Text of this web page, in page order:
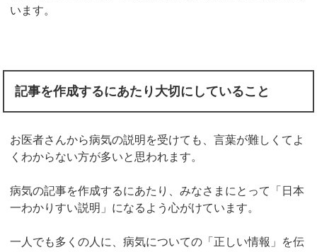
います。
記事を作成するにあたり大切にしていること
お医者さんから病気の説明を受けても、言葉が難しくてよ
くわからない方が多いと思われます。
病気の記事を作成するにあたり、みなさまにとって「日本
一わかりすい説明」になるよう心がけています。
一人でも多くの人に、病気についての「正しい情報」を伝